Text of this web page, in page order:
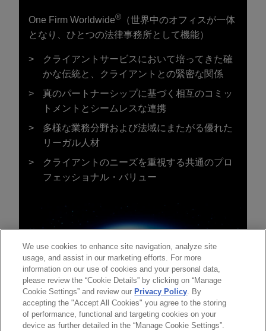
One Firm Worldwide® （世界中のオフィスが一体
となり、ひとつの法律事務所として機能）
クライアントサービスにおいて培ってきた確
かな伝統と、クライアントとの緊密な関係
真のパートナーシップに基づく相互のコミッ
トメントとシームレスな連携
多様な業務分野および法域にまたがる優れた
リーガル人材
クライアントのニーズを重視する共通のプロ
フェッショナル・バリュー
We use cookies to enhance site navigation, analyze site
usage, and assist in our marketing efforts. For more
information on our use of cookies and your personal data,
please review the “Cookie Details” by clicking on “Manage
Cookie Settings” and review our Privacy Policy. By
accepting the "Accept All Cookies" you agree to the storing
of performance, functional and targeting cookies on your
device as further detailed in the “Manage Cookie Settings”.